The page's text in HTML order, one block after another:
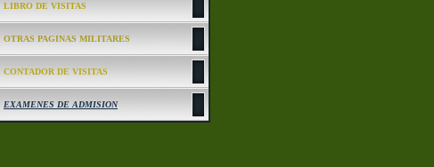
LIBRO DE VISITAS
OTRAS PAGINAS MILITARES
CONTADOR DE VISITAS
EXAMENES DE ADMISION